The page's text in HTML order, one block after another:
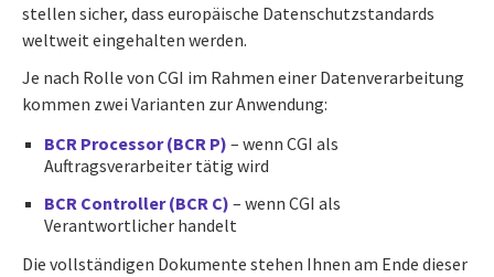
stellen sicher, dass europäische Datenschutzstandards
weltweit eingehalten werden.
Je nach Rolle von CGI im Rahmen einer Datenverarbeitung
kommen zwei Varianten zur Anwendung:
BCR Processor (BCR P) – wenn CGI als
Auftragsverarbeiter tätig wird
BCR Controller (BCR C) – wenn CGI als
Verantwortlicher handelt
Die vollständigen Dokumente stehen Ihnen am Ende dieser